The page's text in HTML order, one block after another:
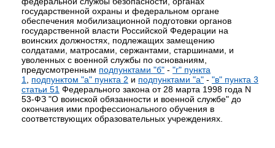
государственной охраны и федеральном органе
обеспечения мобилизационной подготовки органов
государственной власти Российской Федерации на
воинских должностях, подлежащих замещению
солдатами, матросами, сержантами, старшинами, и
уволенных с военной службы по основаниям,
предусмотренным подпунктами "б" - "г" пункта
1
подпунктом "а" пункта 2 и подпунктами "а" - "в" пункта 3
статьи 51 Федерального закона от 28 марта 1998 года N
53-ФЗ "О воинской обязанности и военной службе" до
окончания ими профессионального обучения в
соответствующих образовательных учреждениях.